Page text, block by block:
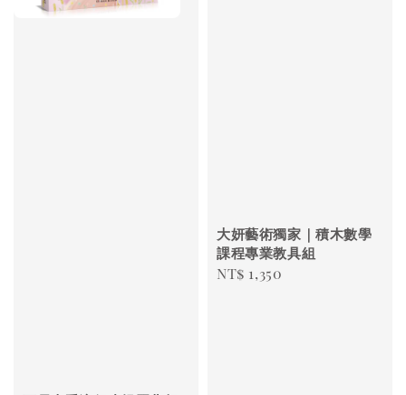
大妍藝術獨家｜積木數學
課程專業教具組
Regular
NT$ 1,350